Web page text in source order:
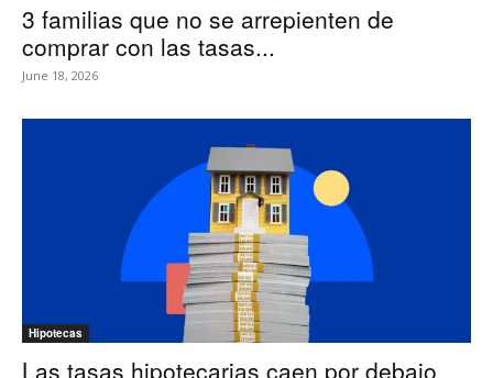
3 familias que no se arrepienten de
comprar con las tasas...
June 18, 2026
Hipotecas
Las tasas hipotecarias caen por debajo